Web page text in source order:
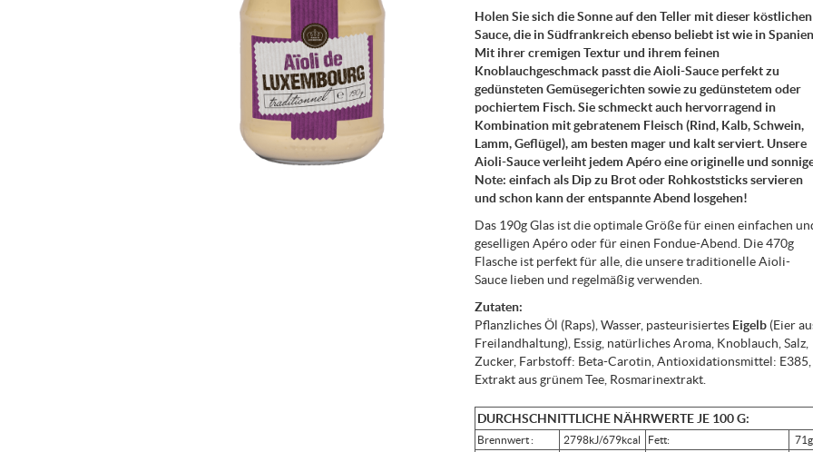
Holen Sie sich die Sonne auf den Teller mit dieser köstlichen
Sauce, die in Südfrankreich ebenso beliebt ist wie in
Mit ihrer cremigen Textur und ihrem feinen
Knoblauchgeschmack passt die Aioli-Sauce perfekt zu
gedünsteten Gemüsegerichten sowie zu gedünstetem oder
pochiertem Fisch. Sie schmeckt auch hervorragend in
Kombination mit gebratenem Fleisch (Rind, Kalb, Schwein,
Lamm, Geflügel), am besten mager und kalt serviert. Unsere
Aioli-Sauce verleiht jedem Apéro eine originelle und
Note: einfach als Dip zu Brot oder Rohkoststicks servieren
und schon kann der entspannte Abend losgehen!
Das 190g Glas ist die optimale Größe für einen einfachen
geselligen Apéro oder für einen Fondue-Abend. Die 470g
Flasche ist perfekt für alle, die unsere traditionelle Aioli-
Sauce lieben und regelmäßig verwenden.
Zutaten:
Pflanzliches Öl (Raps), Wasser, pasteurisiertes Eigelb (Eier
Freilandhaltung), Essig, natürliches Aroma, Knoblauch, Salz,
Zucker, Farbstoff: Beta-Carotin, Antioxidationsmittel: E385,
Extrakt aus grünem Tee, Rosmarinextrakt.
DURCHSCHNITTLICHE NÄHRWERTE JE 100 G:
Brennwert : 2798kJ/679kcal Fett:
71g